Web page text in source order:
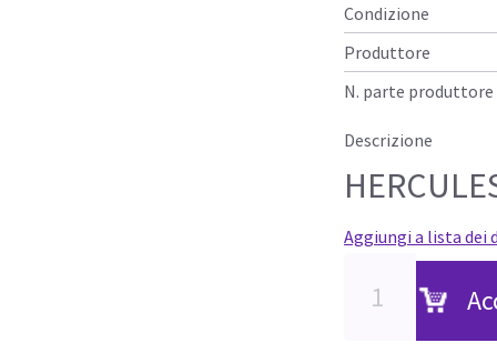
Condizione
Produttore
N. parte produttore
Descrizione
Aggiungi a lista dei